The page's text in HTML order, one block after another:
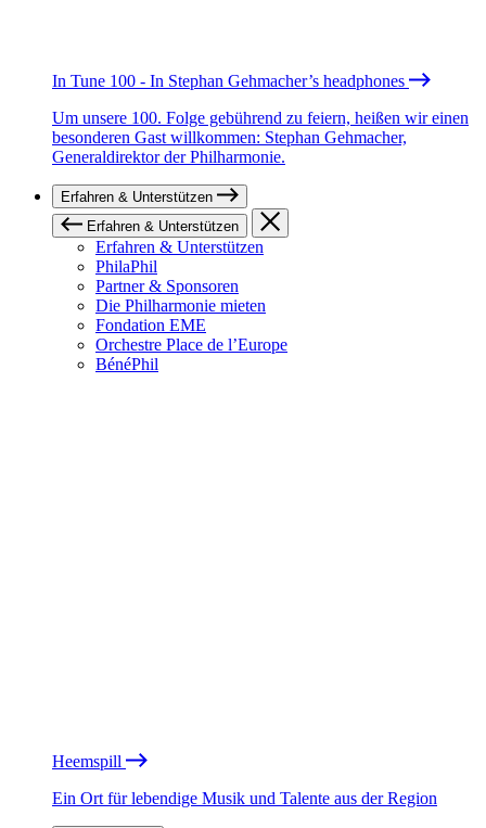
In Tune 100 - In Stephan Gehmacher’s headphones
Um unsere 100. Folge gebührend zu feiern, heißen wir einen
besonderen Gast willkommen: Stephan Gehmacher,
Generaldirektor der Philharmonie.
Erfahren & Unterstützen
Erfahren & Unterstützen
Erfahren & Unterstützen
PhilaPhil
Partner & Sponsoren
Die Philharmonie mieten
Fondation EME
Orchestre Place de l’Europe
BénéPhil
Heemspill
Ein Ort für lebendige Musik und Talente aus der Region